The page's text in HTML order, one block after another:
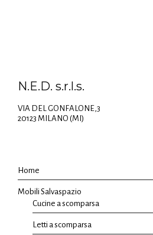
N.E.D. s.r.l.s.
VIA DEL GONFALONE,3
20123 MILANO (MI)
Home
Mobili Salvaspazio
Cucine a scomparsa
Letti a scomparsa